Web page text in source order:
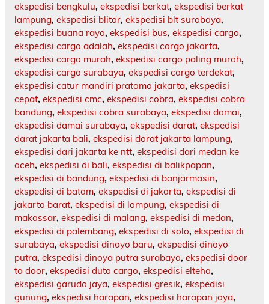
ekspedisi bengkulu, ekspedisi berkat, ekspedisi berkat
lampung, ekspedisi blitar, ekspedisi blt surabaya,
ekspedisi buana raya, ekspedisi bus, ekspedisi cargo,
ekspedisi cargo adalah, ekspedisi cargo jakarta,
ekspedisi cargo murah, ekspedisi cargo paling murah,
ekspedisi cargo surabaya, ekspedisi cargo terdekat,
ekspedisi catur mandiri pratama jakarta, ekspedisi
cepat, ekspedisi cmc, ekspedisi cobra, ekspedisi cobra
bandung, ekspedisi cobra surabaya, ekspedisi damai,
ekspedisi damai surabaya, ekspedisi darat, ekspedisi
darat jakarta bali, ekspedisi darat jakarta lampung,
ekspedisi dari jakarta ke ntt, ekspedisi dari medan ke
aceh, ekspedisi di bali, ekspedisi di balikpapan,
ekspedisi di bandung, ekspedisi di banjarmasin,
ekspedisi di batam, ekspedisi di jakarta, ekspedisi di
jakarta barat, ekspedisi di lampung, ekspedisi di
makassar, ekspedisi di malang, ekspedisi di medan,
ekspedisi di palembang, ekspedisi di solo, ekspedisi di
surabaya, ekspedisi dinoyo baru, ekspedisi dinoyo
putra, ekspedisi dinoyo putra surabaya, ekspedisi door
to door, ekspedisi duta cargo, ekspedisi elteha,
ekspedisi garuda jaya, ekspedisi gresik, ekspedisi
gunung, ekspedisi harapan, ekspedisi harapan jaya,